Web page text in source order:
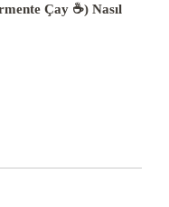
Çay ☕) Nasıl